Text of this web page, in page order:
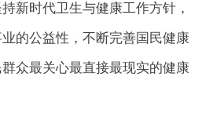
新时代卫生与健康工作方针，
的公益性，不断完善国民健康
众最关心最直接最现实的健康